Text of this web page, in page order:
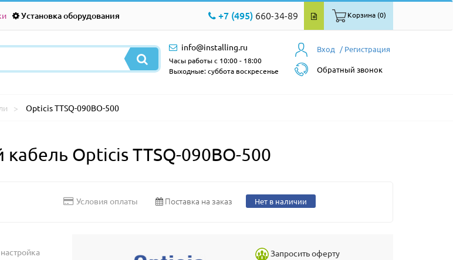
Установка оборудования +7 (495) 660-34-89 Корзина (0)
Вход / Регистрация
Обратный звонок
info@installing.ru
Часы работы с 10:00 - 18:00
Выходные: суббота воскресенье
Opticis TTSQ-090BO-500
Opticis TTSQ-090BO-500
Условия оплаты Поставка на заказ Нет в наличии
Запросить оферту